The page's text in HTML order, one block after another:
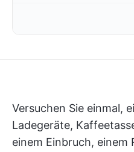
Versuchen Sie einmal,
Ladegeräte,
einem Einbruch, einem